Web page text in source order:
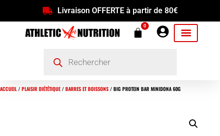
Livraison OFFERTE à partir de 80€
0
ACCUEIL/ PLAISIR DIÉTÉTIQUE/ BARRES ET BOISSONS / BIG PROTEIN BAR MINIDONA 60G